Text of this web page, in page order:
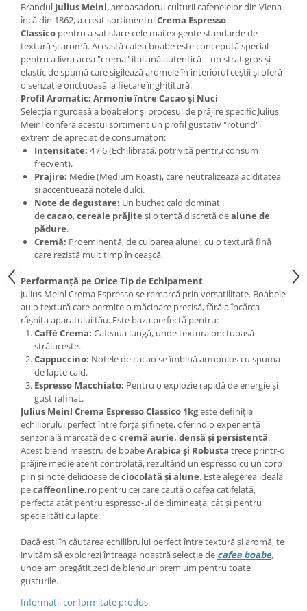
Brandul Julius Meinl, ambasadorul culturii cafenelelor din Viena
încă din 1862, a creat sortimentulCrema Espresso
Classico pentru a satisface cele mai exigente standarde de
textură și aromă. Această cafea boabe este concepută special
pentru a livra acea "crema" italiană autentică – un strat gros și
elastic de spumă care sigilează aromele în interiorul ceștii și oferă
o senzație onctuoasă la fiecare înghițitură.
Profil Aromatic: Armonie între Cacao și Nuci
Selecția riguroasă a boabelor și procesul de prăjire specific Julius
Meinl conferă acestui sortiment un profil gustativ "rotund",
extrem de apreciat de consumatori:
Intensitate: 4 / 6 (Echilibrată, potrivită pentru consum
frecvent).
Prajire: Medie (Medium Roast), care neutralizează aciditatea
și accentuează notele dulci.
Note de degustare: Un buchet cald dominat
decacao,cereale prăjite și o tentă discretă dealune de
pădure.
Cremă: Proeminentă, de culoarea alunei, cu o textură fină
care rezistă mult timp în ceașcă.
Performanță pe Orice Tip de Echipament
Julius Meinl Crema Espresso se remarcă prin versatilitate. Boabele
au o textură care permite o măcinare precisă, fără a încărca
râșnița aparatului tău. Este baza perfectă pentru:
Caffè Crema: Cafeaua lungă, unde textura onctuoasă
strălucește.
Cappuccino: Notele de cacao se îmbină armonios cu spuma
de lapte cald.
Espresso Macchiato: Pentru o explozie rapidă de energie și
gust rafinat.
Julius Meinl Crema Espresso Classico 1kgeste definiția
echilibrului perfect între forță și finețe, oferind o experiență
senzorială marcată de o cremă aurie, densă și persistentă.
Acest blend maestru de boabeArabica și Robusta trece printr-o
prăjire medie atent controlată, rezultând un espresso cu un corp
plin și note delicioase deciocolată și alune. Este alegerea ideală
pecaffeonline.ro pentru cei care caută o cafea catifelată,
perfectă atât pentru espresso-ul de dimineață, cât și pentru
specialități cu lapte.
Dacă ești în căutarea echilibrului perfect între textură și aromă, te
invităm să explorezi întreaga noastră selecție de cafea boabe,
unde am pregătit zeci de blenduri premium pentru toate
gusturile.
Informatii conformitate produs